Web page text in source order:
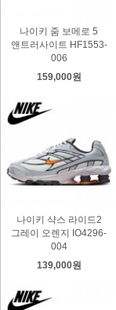
나이키 줌 보메로 5
앤트러사이트 HF1553-
006
159,000원
나이키 샥스 라이드2
그레이 오렌지 IO4296-
004
139,000원